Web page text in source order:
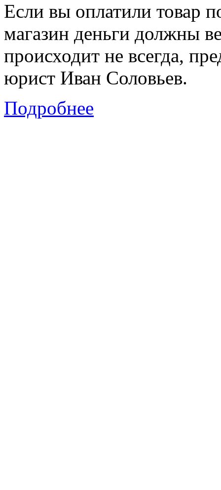
Если вы оплатили товар
магазин деньги должны
происходит не всегда,
юрист Иван Соловьев.
Подробнее